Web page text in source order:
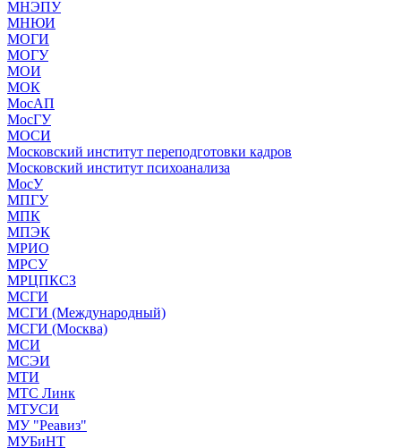
МНЭПУ
МНЮИ
МОГИ
МОГУ
МОИ
МОК
МосАП
МосГУ
МОСИ
Московский институт переподготовки кадров
Московский институт психоанализа
МосУ
МПГУ
МПК
МПЭК
МРИО
МРСУ
МРЦПКСЗ
МСГИ
МСГИ (Международный)
МСГИ (Москва)
МСИ
МСЭИ
МТИ
МТС Линк
МТУСИ
МУ "Реавиз"
МУБиНТ